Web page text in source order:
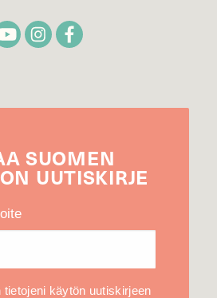
SUOMEN
UUTIS­KIRJE
käytön uutiskirjeen